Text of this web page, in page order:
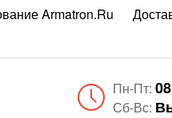
Armatron.Ru
Пн-Пт:
Сб-Вс: